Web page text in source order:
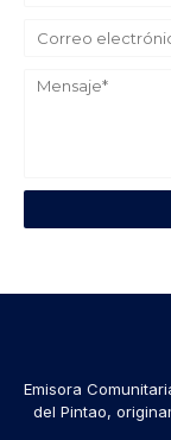
Emisora
del Pintao,